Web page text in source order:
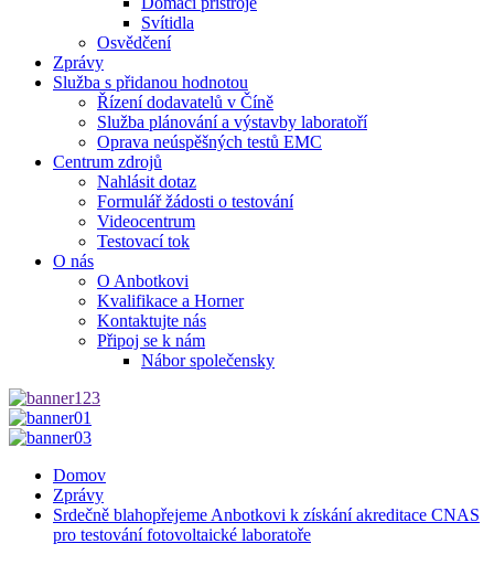
Svítidla
Osvědčení
Zprávy
Služba s přidanou hodnotou
Řízení dodavatelů v Číně
Služba plánování a výstavby laboratoří
Oprava neúspěšných testů EMC
Centrum zdrojů
Nahlásit dotaz
Formulář žádosti o testování
Videocentrum
Testovací tok
O nás
O Anbotkovi
Kvalifikace a Horner
Kontaktujte nás
Připoj se k nám
Nábor společensky
Domov
Zprávy
Srdečně blahopřejeme Anbotkovi k získání akreditace CNAS
pro testování fotovoltaické laboratoře